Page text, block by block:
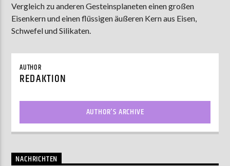
ZU HÖREN INMünster90,9 MHzSteinfurt103,9 MHz
Vergleich zu anderen Gesteinsplaneten einen großen
Eisenkern und einen flüssigen äußeren Kern aus Eisen,
Schwefel und Silikaten.
AUTHOR
REDAKTION
AUTHOR'S ARCHIVE
NACHRICHTEN